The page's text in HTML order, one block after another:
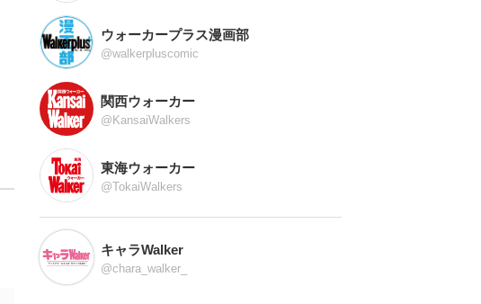
ウォーカープラス漫画部
@walkerpluscomic
関西ウォーカー
@KansaiWalkers
東海ウォーカー
@TokaiWalkers
キャラWalker
@chara_walker_